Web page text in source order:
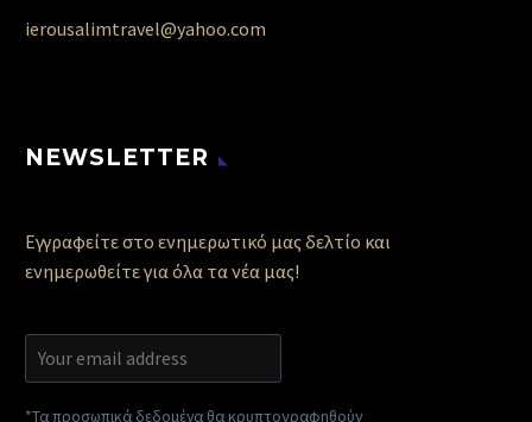
ierousalimtravel@yahoo.com
NEWSLETTER
Εγγραφείτε στο ενημερωτικό μας δελτίο και
ενημερωθείτε για όλα τα νέα μας!
*Τα προσωπικά δεδομένα θα κρυπτογραφηθούν